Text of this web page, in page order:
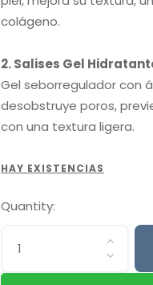
colágeno.
2. Salises Gel
Gel seborregulador con
desobstruye poros,
con una textura ligera.
HAY EXISTENCIAS
Quantity: